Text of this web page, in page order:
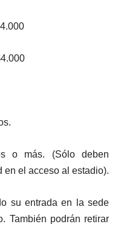
o más. (Sólo deben
en el acceso al estadio).
su entrada en la sede
También podrán retirar